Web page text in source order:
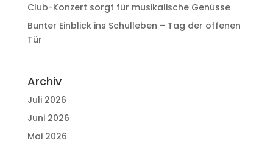
Club-Konzert sorgt für musikalische Genüsse
Bunter Einblick ins Schulleben – Tag der offenen
Tür
Archiv
Juli 2026
Juni 2026
Mai 2026